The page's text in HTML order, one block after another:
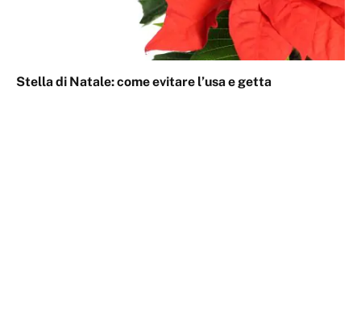
Stella di Natale: come evitare l’usa e getta